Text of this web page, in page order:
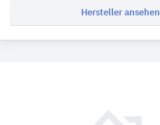
Hersteller ansehen